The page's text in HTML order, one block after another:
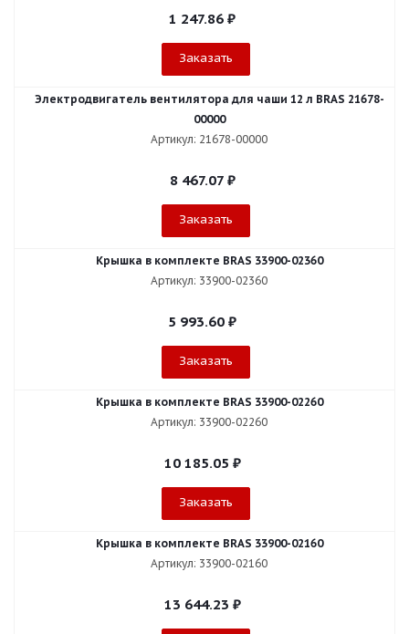
1 247.86 ₽
Заказать
Электродвигатель вентилятора для чаши 12 л BRAS 21678-
00000
Артикул: 21678-00000
8 467.07₽
Заказать
Крышка в комплекте BRAS 33900-02360
Артикул: 33900-02360
5 993.60 ₽
Заказать
Крышка в комплекте BRAS 33900-02260
Артикул: 33900-02260
10 185.05 ₽
Заказать
Крышка в комплекте BRAS 33900-02160
Артикул: 33900-02160
13 644.23 ₽